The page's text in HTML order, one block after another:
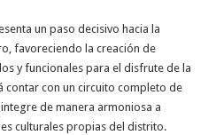
un paso decisivo hacia la
favoreciendo la creación de
y funcionales para el disfrute de la
contar con un circuito completo de
de manera armoniosa a
culturales propias del distrito.